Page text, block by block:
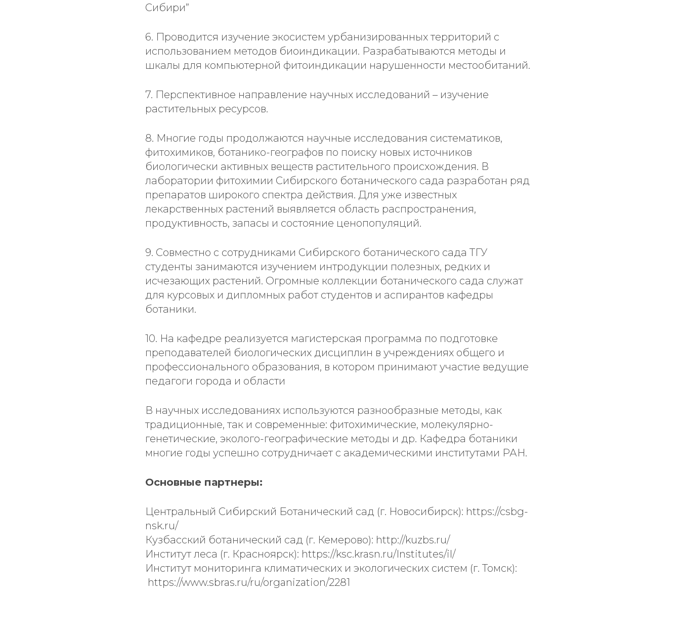
Сибири”
6. Проводится изучение экосистем урбанизированных территорий с
использованием методов биоиндикации. Разрабатываются методы и
шкалы для компьютерной фитоиндикации нарушенности местообитаний.
7. Перспективное направление научных исследований – изучение
растительных ресурсов.
8. Многие годы продолжаются научные исследования систематиков,
фитохимиков, ботанико-географов по поиску новых источников
биологически активных веществ растительного происхождения. В
лаборатории фитохимии Сибирского ботанического сада разработан ряд
препаратов широкого спектра действия. Для уже известных
лекарственных растений выявляется область распространения,
продуктивность, запасы и состояние ценопопуляций.
9. Совместно с сотрудниками Сибирского ботанического сада ТГУ
студенты занимаются изучением интродукции полезных, редких и
исчезающих растений. Огромные коллекции ботанического сада служат
для курсовых и дипломных работ студентов и аспирантов кафедры
ботаники.
10. На кафедре реализуется магистерская программа по подготовке
преподавателей биологических дисциплин в учреждениях общего и
профессионального образования, в котором принимают участие ведущие
педагоги города и области
В научных исследованиях используются разнообразные методы, как
традиционные, так и современные: фитохимические, молекулярно-
генетические, эколого-географические методы и др. Кафедра ботаники
многие годы успешно сотрудничает с академическими институтами РАН.
Основные партнеры:
Центральный Сибирский Ботанический сад (г. Новосибирск): https://csbg-
nsk.ru/
Кузбасский ботанический сад (г. Кемерово): http://kuzbs.ru/
Институт леса (г. Красноярск): https://ksc.krasn.ru/Institutes/il/
Институт мониторинга климатических и экологических систем (г. Томск):
https://www.sbras.ru/ru/organization/2281